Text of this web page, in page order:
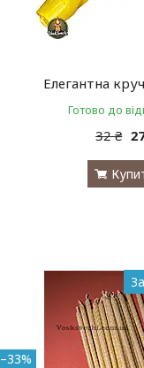
Елегантна
Готово до
32 ₴
–33%